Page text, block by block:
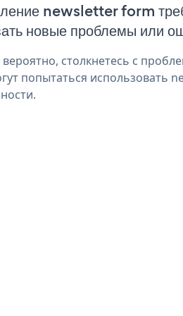
newsletter form
новые проблемы или
столкнетесь с
попытаться использовать